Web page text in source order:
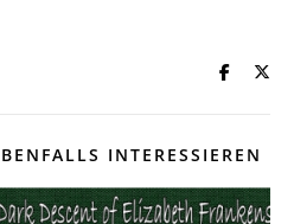
INTERESSIEREN